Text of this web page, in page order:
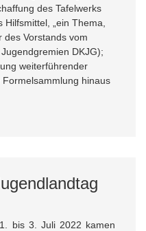
des Tafelwerks
„ein Thema,
des Vorstands vom
DKJG);
weiterführender
hinaus
bis 3. Juli 2022 kamen